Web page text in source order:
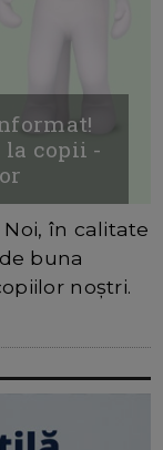
copii -
în calitate
buna
noștri.